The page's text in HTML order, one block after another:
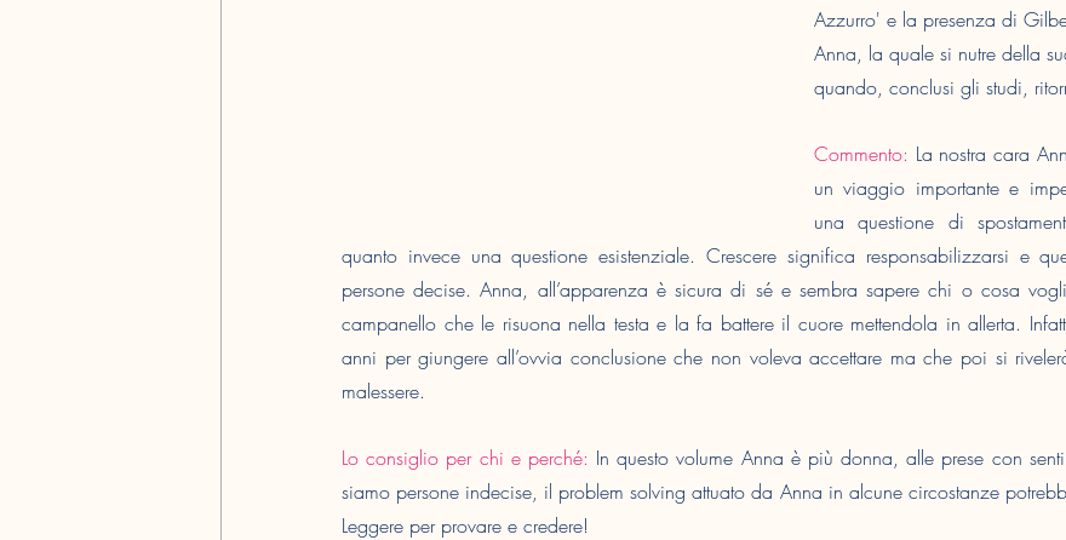
Azzurro' e la presenza di
Anna, la quale si nutre della
quando, conclusi gli studi,
Commento: La nostra cara
un viaggio importante e
una questione di
quanto invece una questione esistenziale. Crescere significa responsabilizzarsi e
persone decise. Anna, all’apparenza è sicura di sé e sembra sapere chi o cosa
campanello che le risuona nella testa e la fa battere il cuore mettendola in allerta.
anni per giungere all’ovvia conclusione che non voleva accettare ma che poi si
malessere.
Lo consiglio per chi e perché: In questo volume Anna è più donna, alle prese con
siamo persone indecise, il problem solving attuato da Anna in alcune circostanze
Leggere per provare e credere!